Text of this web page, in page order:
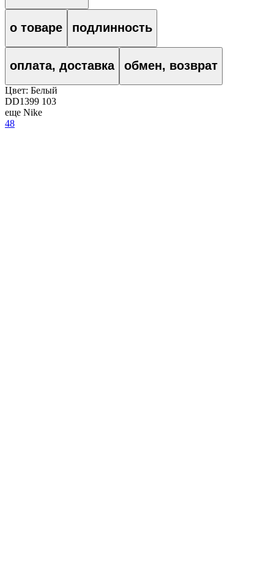
о товаре подлинность
оплата, доставка обмен, возврат
Цвет: Белый
DD1399 103
еще Nike
48